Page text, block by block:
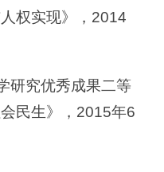
权实现》，2014
研究优秀成果二等
民生》，2015年6